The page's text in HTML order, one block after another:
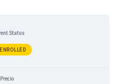
Status
Precio